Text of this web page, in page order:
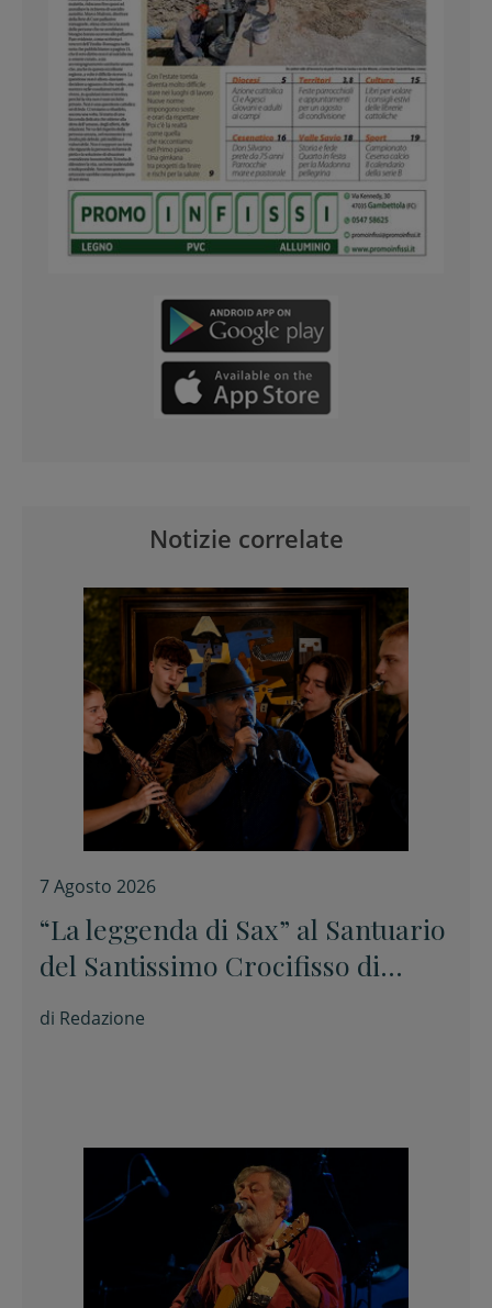
Notizie correlate
7 Agosto 2026
“La leggenda di Sax” al Santuario
del Santissimo Crocifisso di
Longiano
di Redazione